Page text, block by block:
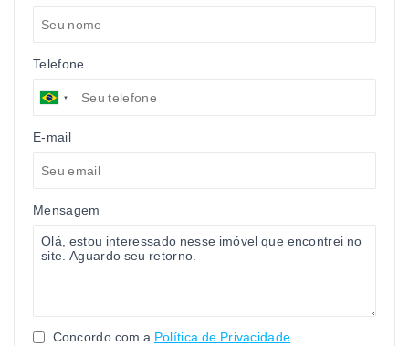
Telefone
E-mail
Mensagem
Concordo com a Política de Privacidade